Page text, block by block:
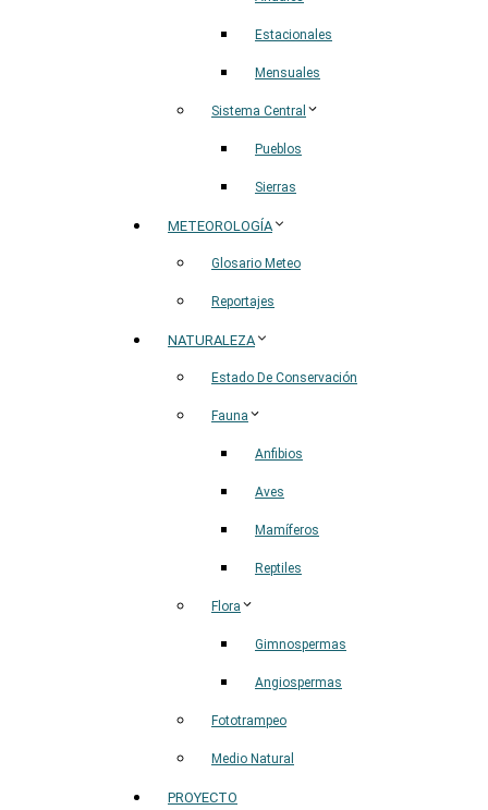
Estacionales
Mensuales
Sistema Central
Pueblos
Sierras
METEOROLOGÍA
Glosario Meteo
Reportajes
NATURALEZA
Estado De Conservación
Fauna
Anfibios
Aves
Mamíferos
Reptiles
Flora
Gimnospermas
Angiospermas
Fototrampeo
Medio Natural
PROYECTO